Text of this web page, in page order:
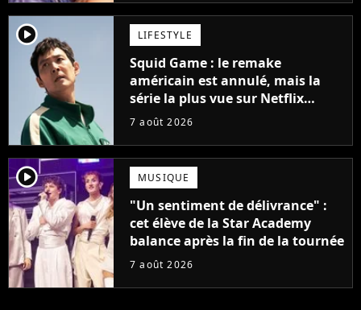
player2 LIFESTYLE
Squid Game : le remake
américain est annulé, mais la
série la plus vue sur Netflix
pourrait avoir une version
7 août 2026
player2 MUSIQUE
"Un sentiment de délivrance" :
cet élève de la Star Academy
balance après la fin de la tournée
7 août 2026